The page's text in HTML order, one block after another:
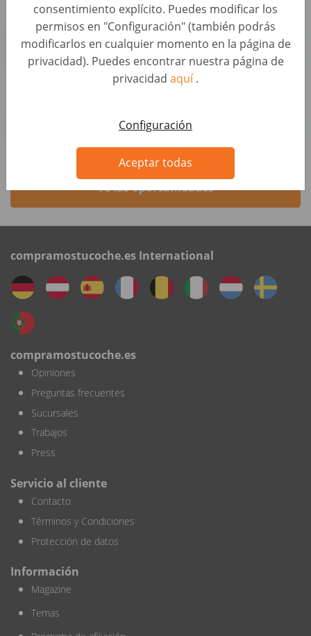
consentimiento explícito. Puedes modificar los
permisos en "Configuración" (también podrás
modificarlos en cualquier momento en la página de
privacidad). Puedes encontrar nuestra página de
privacidad aquí.
Configuración
Aceptar todas
Kundenberater Fahrzeugbewertung - Teilzeit (24
oder 30 Std / Woche) (d/m/w)
Evaluación de Coches • Alemania, Gerolstein
wirkaufendeinauto.de
Evaluación de Coches • Alemania, Hagen
Ve las oportunidades
compramostucoche.es International
compramostucoche.es
Opiniones
Preguntas frecuentes
Sucursales
Trabajos
Press
Servicio al cliente
Contacto
Términos y Condiciones
Protección de datos
Información
Magazine
Temas